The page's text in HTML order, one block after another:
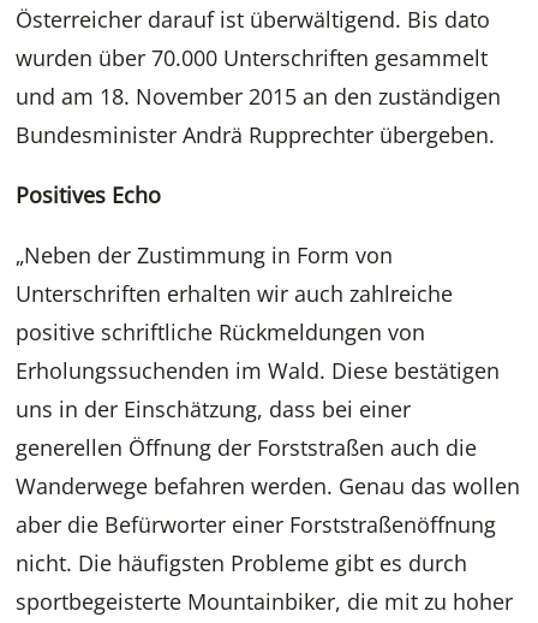
Österreicher darauf ist überwältigend. Bis dato
wurden über 70.000 Unterschriften gesammelt
und am 18. November 2015 an den zuständigen
Bundesminister Andrä Rupprechter übergeben.
Positives Echo
„Neben der Zustimmung in Form von
Unterschriften erhalten wir auch zahlreiche
positive schriftliche Rückmeldungen von
Erholungssuchenden im Wald. Diese bestätigen
uns in der Einschätzung, dass bei einer
generellen Öffnung der Forststraßen auch die
Wanderwege befahren werden. Genau das wollen
aber die Befürworter einer Forststraßenöffnung
nicht. Die häufigsten Probleme gibt es durch
sportbegeisterte Mountainbiker, die mit zu hoher